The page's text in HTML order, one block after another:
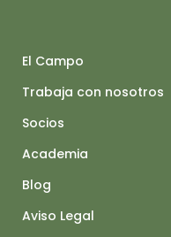
El Campo
Trabaja con nosotros
Socios
Academia
Blog
Aviso Legal